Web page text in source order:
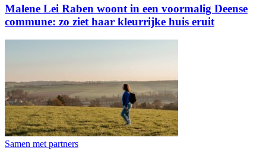
Malene Lei Raben woont in een voormalig Deense
commune: zo ziet haar kleurrijke huis eruit
Samen met partners